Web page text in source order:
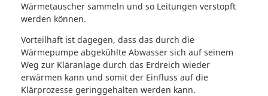
Wärmetauscher sammeln und so Leitungen verstopft
werden können.
Vorteilhaft ist dagegen, dass das durch die
Wärmepumpe abgekühlte Abwasser sich auf seinem
Weg zur Kläranlage durch das Erdreich wieder
erwärmen kann und somit der Einfluss auf die
Klärprozesse geringgehalten werden kann.